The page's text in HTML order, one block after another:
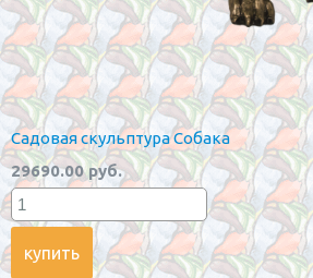
Садовая скульптура Собака
29690.00 руб.